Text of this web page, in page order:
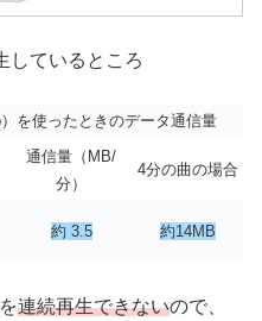
しているところ
を使ったときのデータ通信量
通信量（MB/
分）
4分の曲の場合
約 3.5 約14MB
連続再生できないので、